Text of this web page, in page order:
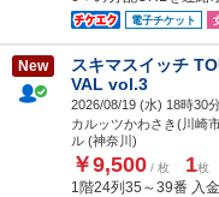
電子チケット
New
スキマスイッチ
VAL vol.3
2026/08/19 (水) 18時30
カルッツかわさき(川崎
ル (神奈川)
￥9,500 / 枚 1枚
1階24列35～39番 入